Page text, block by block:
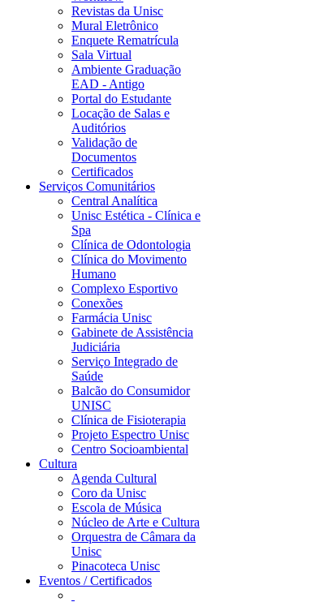
Revistas da Unisc
Mural Eletrônico
Enquete Rematrícula
Sala Virtual
Ambiente Graduação
EAD - Antigo
Portal do Estudante
Locação de Salas e
Auditórios
Validação de
Documentos
Certificados
Serviços Comunitários
Central Analítica
Unisc Estética - Clínica e
Spa
Clínica de Odontologia
Clínica do Movimento
Humano
Complexo Esportivo
Conexões
Farmácia Unisc
Gabinete de Assistência
Judiciária
Serviço Integrado de
Saúde
Balcão do Consumidor
UNISC
Clínica de Fisioterapia
Projeto Espectro Unisc
Centro Socioambiental
Cultura
Agenda Cultural
Coro da Unisc
Escola de Música
Núcleo de Arte e Cultura
Orquestra de Câmara da
Unisc
Pinacoteca Unisc
Eventos / Certificados